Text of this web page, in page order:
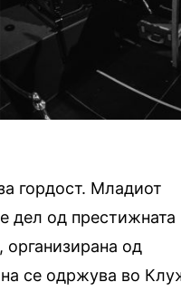
гордост. Младиот
дел од престижната
, организирана од
се одржува во